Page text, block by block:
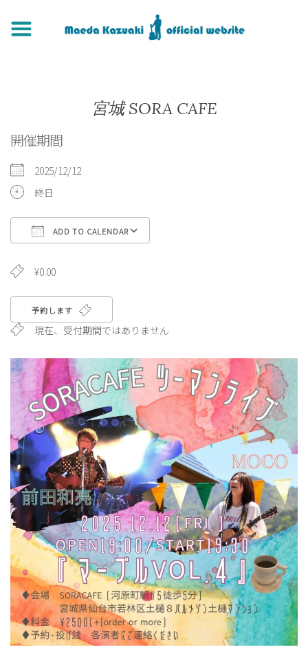
宮城 SORA CAFE
開催期間
2025/12/12
終日
ADD TO CALENDAR
¥0.00
予約します
現在、受付期間ではありません